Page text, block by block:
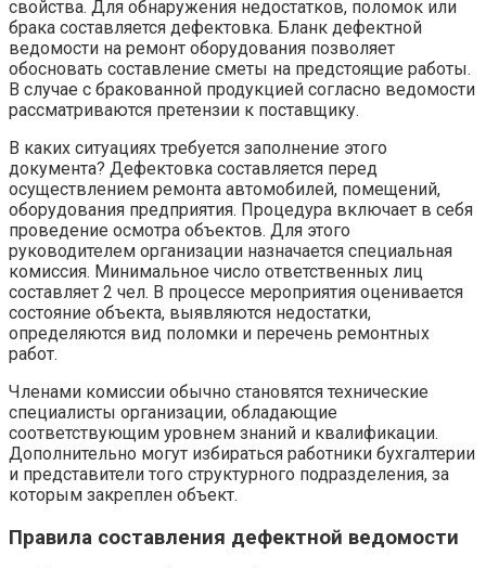
свойства. Для обнаружения недостатков, поломок или
брака составляется дефектовка. Бланк дефектной
ведомости на ремонт оборудования позволяет
обосновать составление сметы на предстоящие работы.
В случае с бракованной продукцией согласно ведомости
рассматриваются претензии к поставщику.
В каких ситуациях требуется заполнение этого
документа? Дефектовка составляется перед
осуществлением ремонта автомобилей, помещений,
оборудования предприятия. Процедура включает в себя
проведение осмотра объектов. Для этого
руководителем организации назначается специальная
комиссия. Минимальное число ответственных лиц
составляет 2 чел. В процессе мероприятия оценивается
состояние объекта, выявляются недостатки,
определяются вид поломки и перечень ремонтных
работ.
Членами комиссии обычно становятся технические
специалисты организации, обладающие
соответствующим уровнем знаний и квалификации.
Дополнительно могут избираться работники бухгалтерии
и представители того структурного подразделения, за
которым закреплен объект.
Правила составления дефектной ведомости